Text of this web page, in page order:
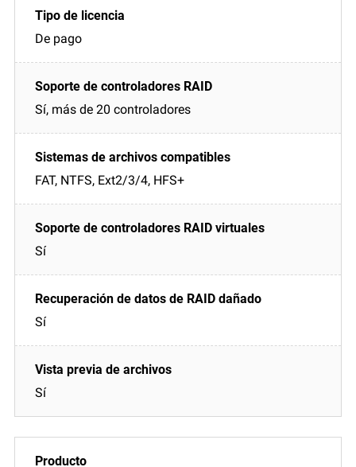
De pago
Sí, más de 20 controladores
FAT, NTFS, Ext2/3/4, HFS+
Sí
Sí
Sí